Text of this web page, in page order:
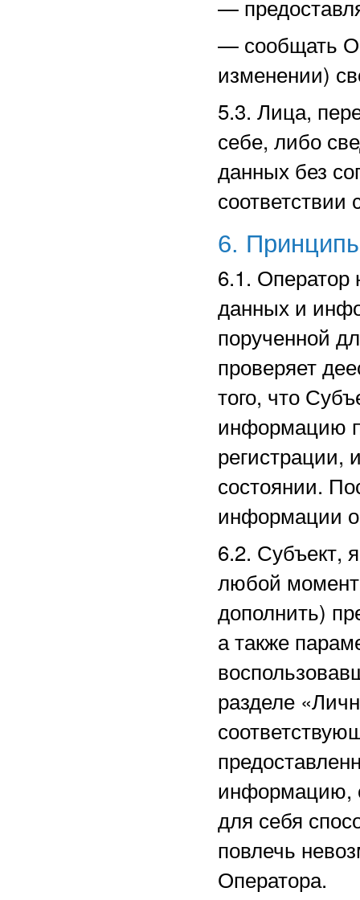
—
— сообщать
изменении)
5.3. Лица,
себе, либо
данных без
соответствии
6.
6.1. Оператор
данных и
порученной
проверяет
того, что
информацию
регистрации,
состоянии.
информации
6.2. Субъект,
любой момент
дополнить)
а также
разделе
информацию,
для себя
повлечь
Оператора.